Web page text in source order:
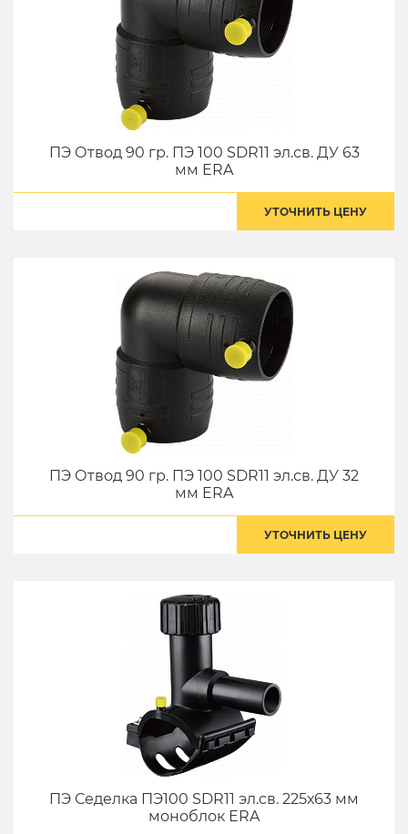
ПЭ Отвод 90 гр. ПЭ 100 SDR11 эл.св. ДУ 63
мм ERA
УТОЧНИТЬ ЦЕНУ
ПЭ Отвод 90 гр. ПЭ 100 SDR11 эл.св. ДУ 32
мм ERA
УТОЧНИТЬ ЦЕНУ
ПЭ Седелка ПЭ100 SDR11 эл.св. 225х63 мм
моноблок ERA